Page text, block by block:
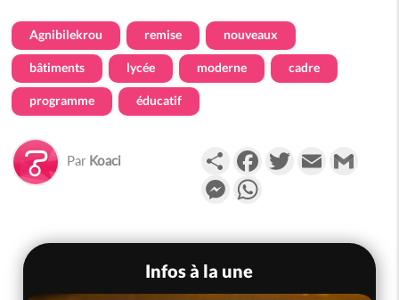
Agnibilekrou remise nouveaux
bâtiments lycée moderne cadre
programme éducatif
Par Koaci PartagerFacebookTwitterEmail
Messenger
Infos à la une